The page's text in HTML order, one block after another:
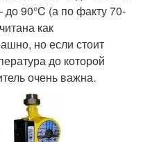
90°C (а по факту 70-
как
но если стоит
до которой
очень важна.